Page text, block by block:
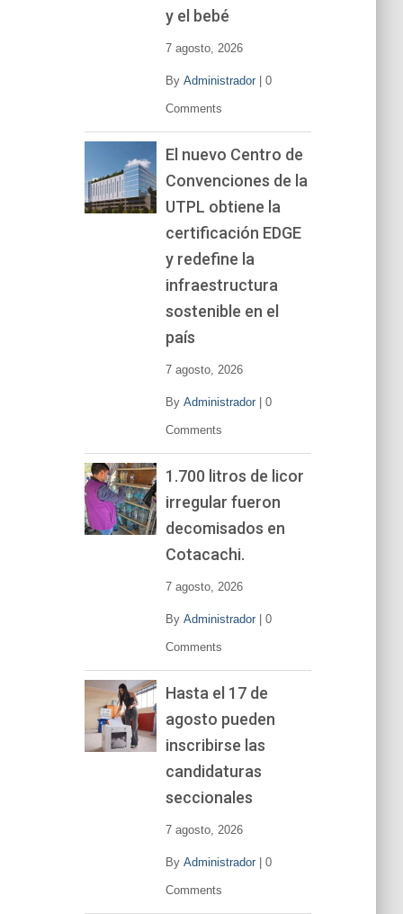
y el bebé
7 agosto, 2026
By Administrador| 0
Comments
El nuevo Centro de
Convenciones de la
UTPL obtiene la
certificación EDGE
y redefine la
infraestructura
sostenible en el
país
7 agosto, 2026
By Administrador| 0
Comments
1.700 litros de licor
irregular fueron
decomisados en
Cotacachi.
7 agosto, 2026
By Administrador| 0
Comments
Hasta el 17 de
agosto pueden
inscribirse las
candidaturas
seccionales
7 agosto, 2026
By Administrador| 0
Comments